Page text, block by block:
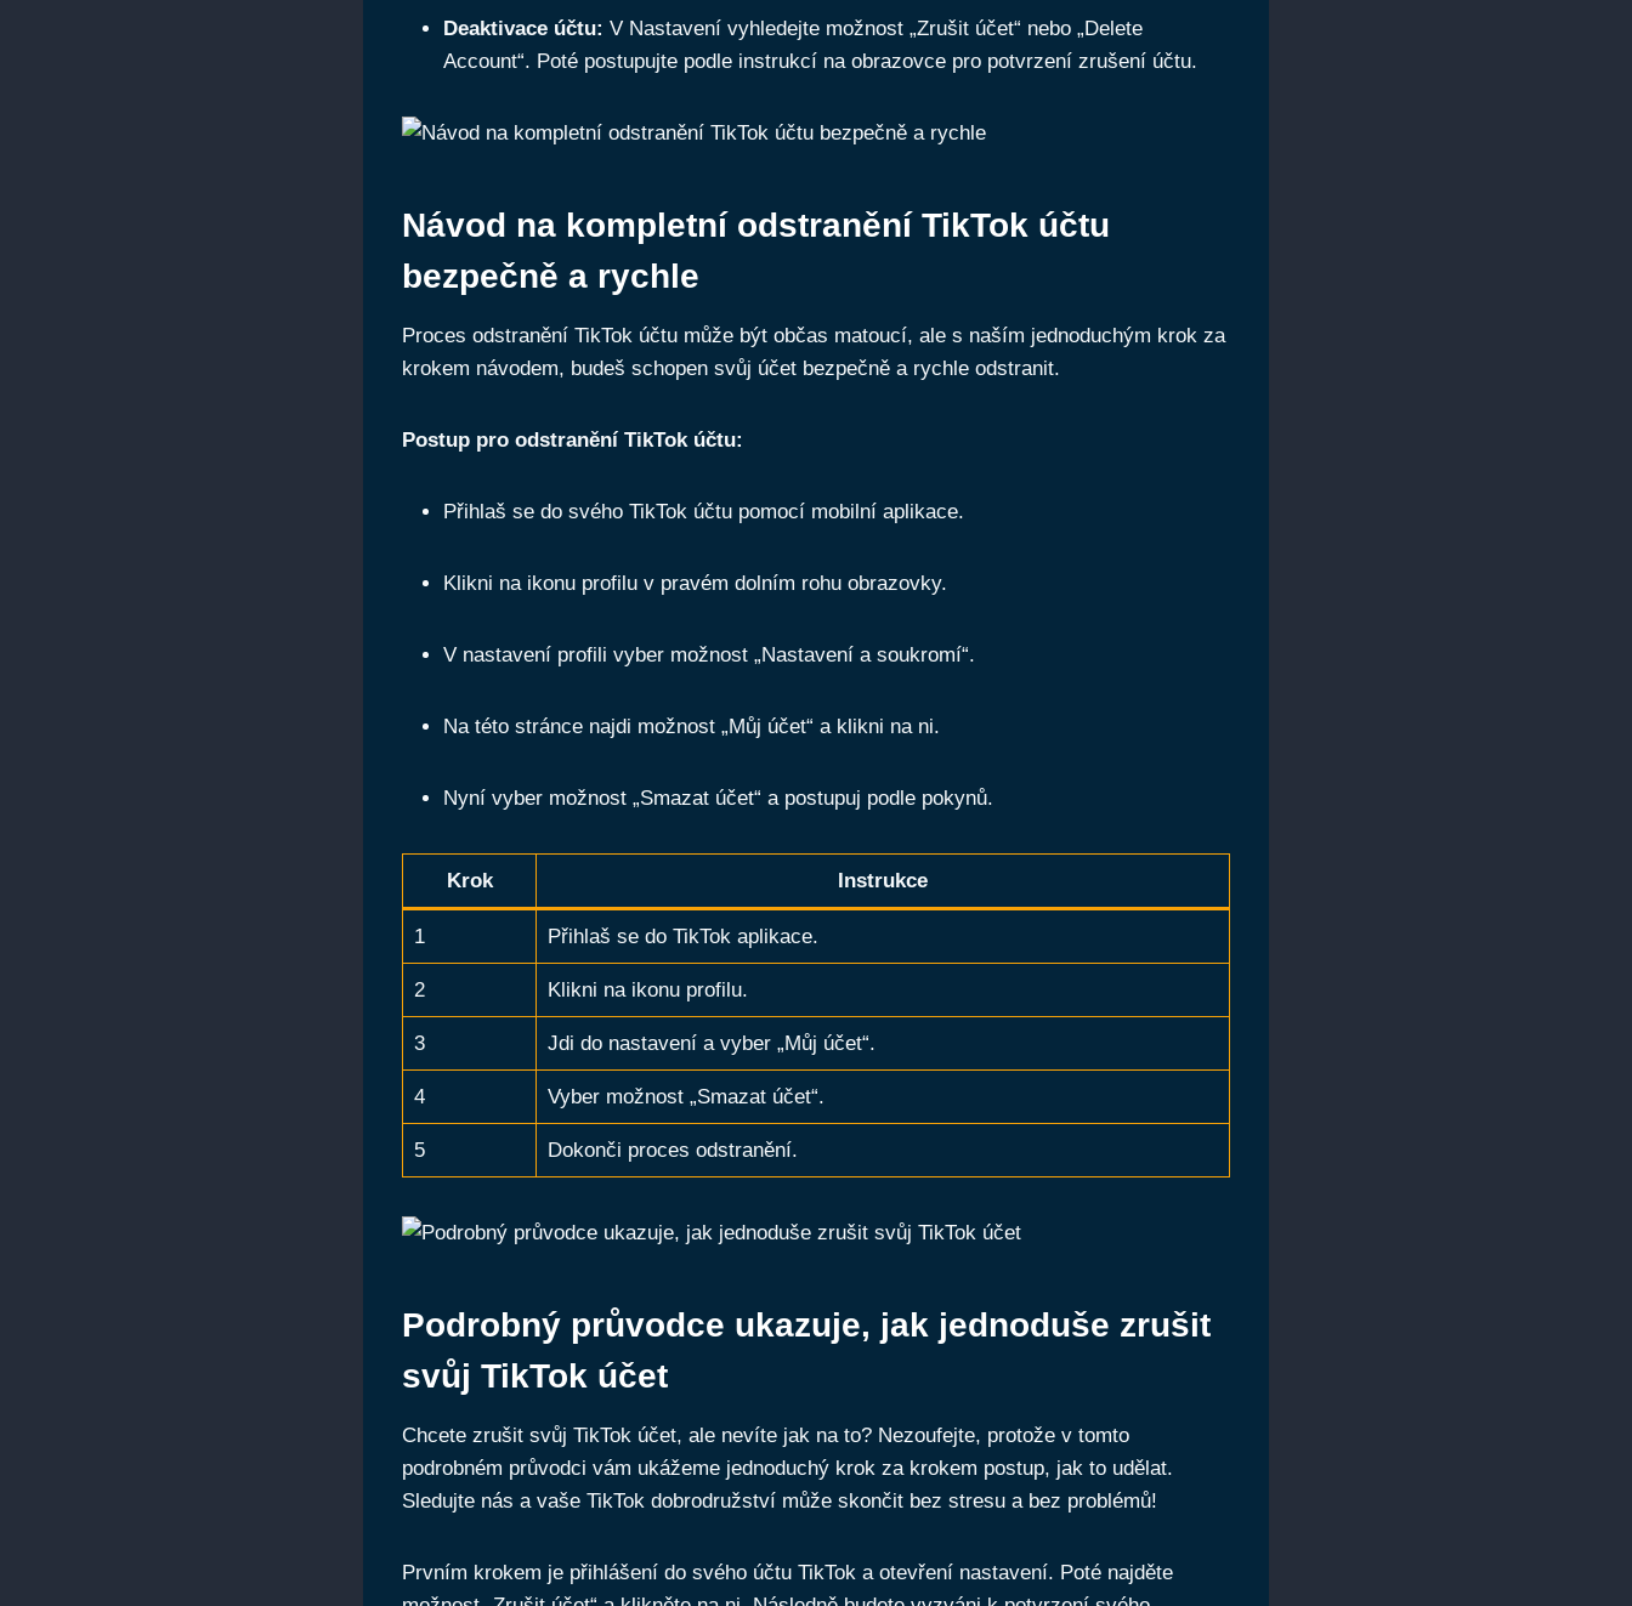
Deaktivace účtu: V Nastavení vyhledejte možnost „Zrušit účet“ nebo „Delete
Account“. Poté postupujte podle instrukcí na obrazovce pro potvrzení zrušení účtu.
Návod na kompletní odstranění TikTok účtu
bezpečně a rychle
Proces odstranění TikTok účtu může být občas matoucí, ale s naším jednoduchým krok za
krokem návodem, budeš schopen svůj účet bezpečně a rychle odstranit.
Postup pro odstranění TikTok účtu:
Přihlaš se do svého TikTok účtu pomocí mobilní aplikace.
Klikni na ikonu profilu v pravém dolním rohu obrazovky.
V nastavení profili vyber možnost „Nastavení a soukromí“.
Na této stránce najdi možnost „Můj účet“ a klikni na ni.
Nyní vyber možnost „Smazat účet“ a postupuj podle pokynů.
Krok Instrukce
1 Přihlaš se do TikTok aplikace.
2 Klikni na ikonu profilu.
3 Jdi do nastavení a vyber „Můj účet“.
4 Vyber možnost „Smazat účet“.
5 Dokonči proces odstranění.
Podrobný průvodce ukazuje, jak jednoduše zrušit
svůj TikTok účet
Chcete zrušit svůj TikTok účet, ale nevíte jak na to? Nezoufejte, protože v tomto
podrobném průvodci vám ukážeme jednoduchý krok za krokem postup, jak to udělat.
Sledujte nás a vaše TikTok dobrodružství může skončit bez stresu a bez problémů!
Prvním krokem je přihlášení do svého účtu TikTok a otevření nastavení. Poté najděte